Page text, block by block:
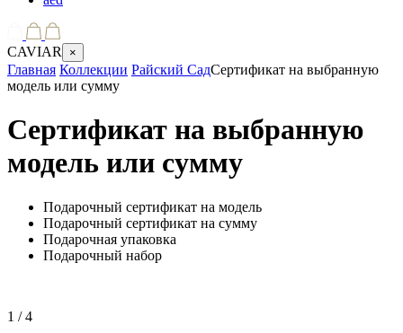
CAVIAR ×
Главная Коллекции Райский СадСертификат на выбранную
модель или сумму
Сертификат на выбранную
модель или сумму
Подарочный сертификат на модель
Подарочный сертификат на сумму
Подарочная упаковка
Подарочный набор
1 / 4